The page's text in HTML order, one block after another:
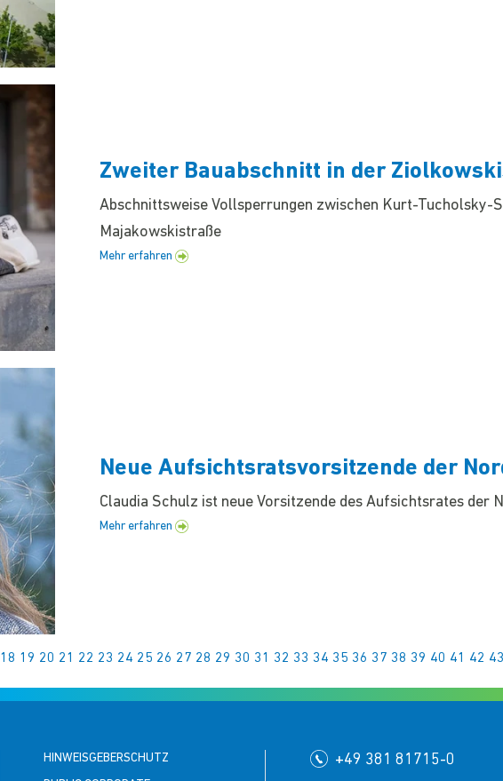
Zweiter Bauabschnitt in der
Abschnittsweise Vollsperrungen zwischen Kurt-Tucholsky-
Majakowskistraße
Mehr erfahren
Neue Aufsichtsratsvorsitzende der
Claudia Schulz ist neue Vorsitzende des Aufsichtsrates der
Mehr erfahren
18 19 20 21 22 23 24 25 26 27 28 29 30 31 32 33 34 35 36 37 38 39 40 41 42 43
HINWEISGEBERSCHUTZ
+49 381 81715-0